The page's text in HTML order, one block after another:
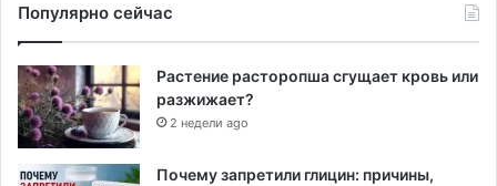
Популярно сейчас
Растение расторопша сгущает кровь или
разжижает?
2 недели ago
Почему запретили глицин: причины,